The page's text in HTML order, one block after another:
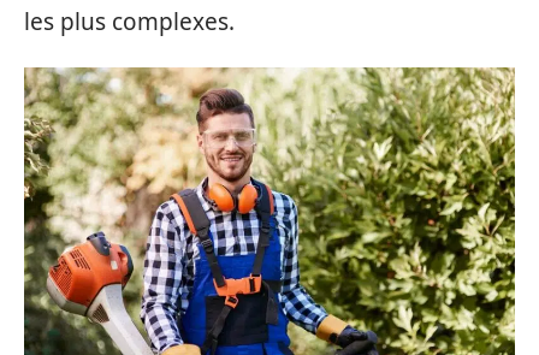
les plus complexes.